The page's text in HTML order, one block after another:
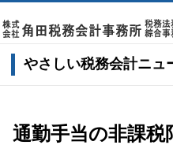
やさしい税務会計ニュ
通勤手当の非課税